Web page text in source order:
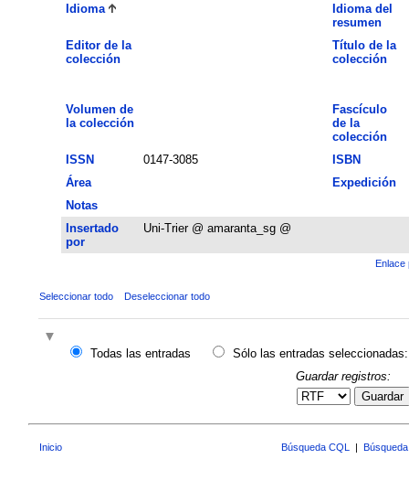
Idioma
Idioma del
resumen
Editor de la
colección
Título de la
colección
Volumen de
la colección
Fascículo
de la
colección
ISSN
0147-3085
ISBN
Área
Expedición
Notas
Insertado
por
Uni-Trier @ amaranta_sg @
Enlace
Seleccionar todo Deseleccionar todo
Todas las entradas
Sólo las entradas seleccionadas:
Guardar registros:
Guardar
Inicio Búsqueda CQL